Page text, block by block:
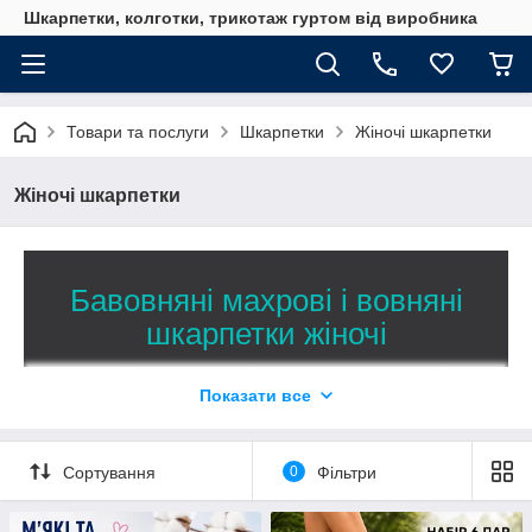
Шкарпетки, колготки, трикотаж гуртом від виробника
Товари та послуги Шкарпетки Жіночі шкарпетки
Жіночі шкарпетки
Бавовняні махрові і вовняні
шкарпетки жіночі
Прямі поставки жіночих шкарпеток від
виробника дрібним оптом і в роздріб
Широкий вибір — більше50моделей бавовняних,
махрових і вовняних шкарпеток для жінок на будь-який
виробника, максимально доступні ціни, спеціальні
Показати все
Сортування 0 Фільтри